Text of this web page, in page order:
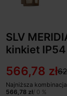
SLV
kinkiet IP54
566,78 zł
Najniższa
566,78 zł/ 0 %